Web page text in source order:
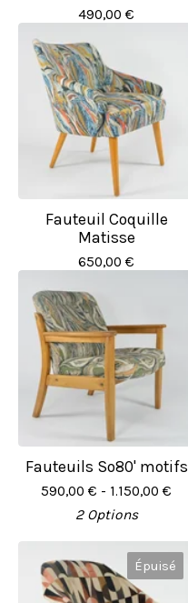
490,00 €
Fauteuil Coquille
Matisse
650,00 €
Fauteuils So80' motifs
590,00 € - 1.150,00 €
2 Options
Épuisé